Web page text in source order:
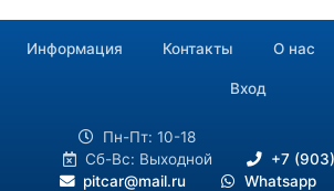
Информация Контакты О нас
Вход
Пн-Пт: 10-18
Сб-Вс: Выходной
+7
pitcar@mail.ru
Whatsapp